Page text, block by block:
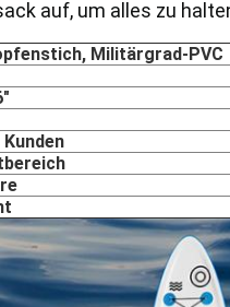
auf, um alles zu
Militärgrad-PVC